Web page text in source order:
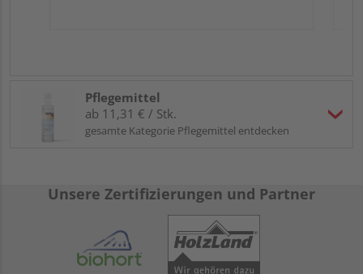
Pflegemittel
ab 11,31 € / Stk.
gesamte Kategorie Pflegemittel entdecken
Unsere Zertifizierungen und Partner